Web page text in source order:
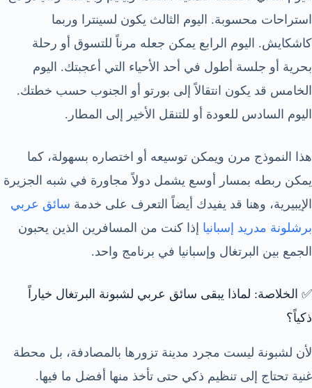
استراحات محسوبة. اليوم الثالث يكون لسينترا وربما
كاشكايش. اليوم الرابع يمكن جعله مرناً للتسوق أو رحلة
بحرية أو جلسة أطول في أحد الأحياء التي أعجبتك. اليوم
الخامس قد يكون انتقالاً إلى بورتو أو الجنوب حسب خطتك.
اليوم السادس للعودة أو للتنقل الأخير إلى المطار.
هذا النموذج مرن ويمكن توسيعه أو اختصاره بسهولة، كما
يمكن ربطه بمسار أوسع يشمل دولاً مجاورة في شبه الجزيرة
الإيبيرية، وهنا قد يفيدك أيضاً التعرف على خدمة سائق عربي
برشلونة مدريد إسبانيا إذا كنت من المسافرين الذين يحبون
الجمع بين البرتغال وإسبانيا في برنامج واحد.
✅ الخلاصة: لماذا يبقى سائق عربي لشبونة البرتغال خياراً
ذكياً؟
لأن لشبونة ليست مجرد مدينة تزورها بالمصادفة، بل محطة
غنية تحتاج إلى تنظيم ذكي حتى تأخذ منها أفضل ما فيها.